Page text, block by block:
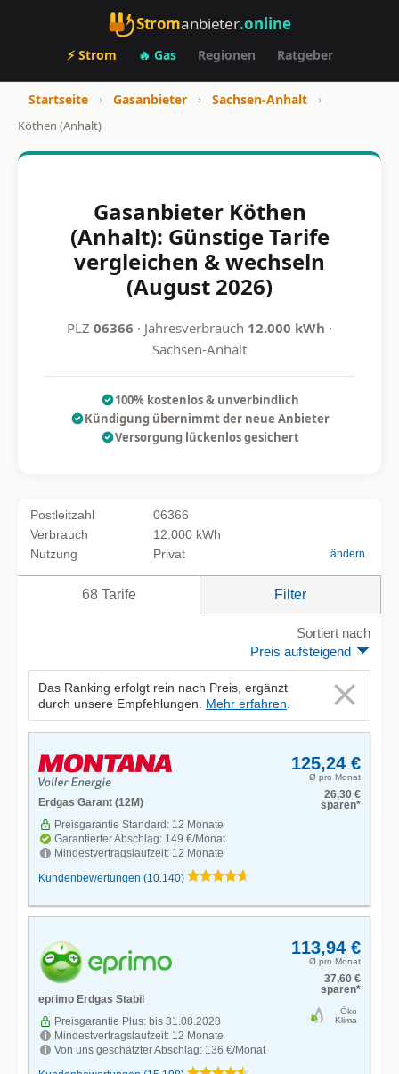
Stromanbieter.online
⚡ Strom 🔥 Gas Regionen Ratgeber
Startseite › Gasanbieter › Sachsen-Anhalt
›
Köthen (Anhalt)
Gasanbieter Köthen
(Anhalt): Günstige Tarife
vergleichen & wechseln
(August 2026)
PLZ 06366 · Jahresverbrauch 12.000 kWh ·
Sachsen-Anhalt
100% kostenlos & unverbindlich
Kündigung übernimmt der neue Anbieter
Versorgung lückenlos gesichert